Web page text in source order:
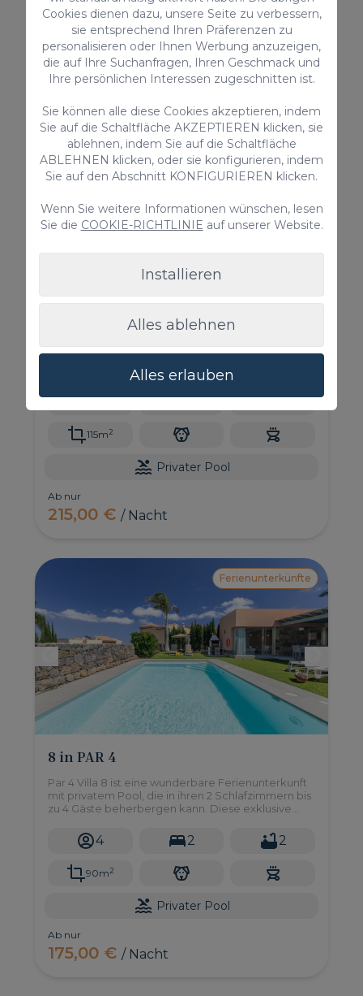
Privater Pool
Ab nur
175,00 €/ Nacht
Ferienunterkünfte
Par 4 Villa 7 ist eine einstöckige Ferienunterkunft
mit privatem Pool und einer Kapazität für bis zu 6
Personen in ihren 3 Schlafzimmern. Diese
exklusive Villa befindet sich im Par 4-Komplex im
Salobre Golf Resort, einer privaten Wohngegend
im Süden von Gran Canaria.
6 3 2
115m2
Privater Pool
Ab nur
215,00 €/ Nacht
Ferienunterkünfte
8 in PAR 4
Par 4 Villa 8 ist eine wunderbare Ferienunterkunft
mit privatem Pool, die in ihren 2 Schlafzimmern bis
zu 4 Gäste beherbergen kann. Diese exklusive
Golf Resort, einer einzigartigen und privaten Lage
inmitten der Natur im Süden von Gran Canaria.
4 2 2
90m2
Privater Pool
Ab nur
175,00 €/ Nacht
Cookies dienen dazu, unsere Seite zu verbessern,
sie entsprechend Ihren Präferenzen zu
personalisieren oder Ihnen Werbung anzuzeigen,
die auf Ihre Suchanfragen, Ihren Geschmack und
Ihre persönlichen Interessen zugeschnitten ist.
Sie können alle diese Cookies akzeptieren, indem
Sie auf die Schaltfläche AKZEPTIEREN klicken, sie
ablehnen, indem Sie auf die Schaltfläche
ABLEHNEN klicken, oder sie konfigurieren, indem
Sie auf den Abschnitt KONFIGURIEREN klicken.
Wenn Sie weitere Informationen wünschen, lesen
Sie die COOKIE-RICHTLINIE auf unserer Website.
Installieren
Alles ablehnen
Alles erlauben